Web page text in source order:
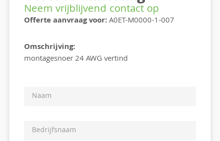
Neem vrijblijvend contact op
Offerte aanvraag voor:A0ET-M0000-1-007
Omschrijving:
montagesnoer 24 AWG vertind